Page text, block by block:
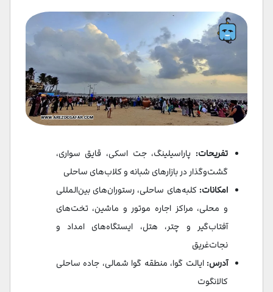
تفریحات: پاراسیلینگ، جت‌ اسکی، قایق‌ سواری،
گشت‌وگذار در بازارهای شبانه و کلاب‌های ساحلی
امکانات: کلبه‌های ساحلی، رستوران‌های بین‌المللی
و محلی، مراکز اجاره موتور و ماشین، تخت‌های
آفتاب‌گیر و چتر، هتل، ایستگاه‌های امداد و
نجات‌غریق
آدرس: ایالت گوا، منطقه گوا شمالی، جاده ساحلی
کالانگوت